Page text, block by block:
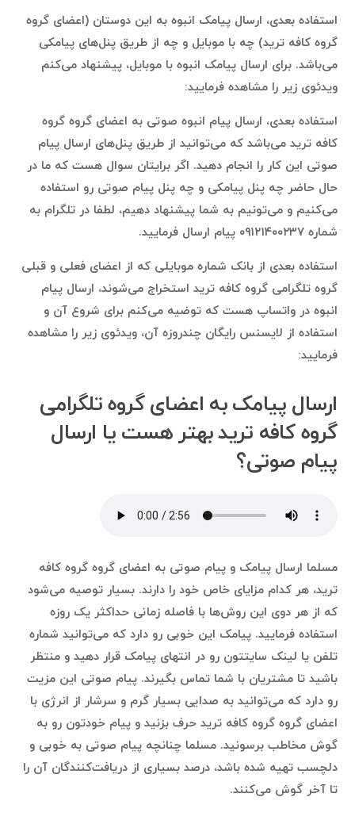
استفاده بعدی، ارسال پیامک انبوه به این دوستان (اعضای گروه
گروه کافه ترید) چه با موبایل و چه از طریق پنل‌های پیامکی
می‌باشد. برای ارسال پیامک انبوه با موبایل، پیشنهاد می‌کنم
ویدئوی زیر را مشاهده فرمایید:
استفاده بعدی، ارسال پیام انبوه صوتی به اعضای گروه گروه
کافه ترید می‌باشد که می‌توانید از طریق پنل‌های ارسال پیام
صوتی این کار را انجام دهید. اگر برایتان سوال هست که ما در
حال حاضر چه پنل پیامکی و چه پنل پیام صوتی رو استفاده
می‌کنیم و می‌تونیم به شما پیشنهاد دهیم، لطفا در تلگرام به
شماره ۰۹۱۲۱۴۰۰۲۳۷ پیام ارسال فرمایید.
استفاده بعدی از بانک شماره موبایلی که از اعضای فعلی و قبلی
گروه تلگرامی گروه کافه ترید استخراج می‌شوند، ارسال پیام
انبوه در واتساپ هست که توضیه می‌کنم برای شروع آن و
استفاده از لایسنس رایگان چندروزه آن، ویدئوی زیر را مشاهده
فرمایید:
ارسال پیامک به اعضای گروه تلگرامی
گروه کافه ترید بهتر هست یا ارسال
پیام صوتی؟
مسلما ارسال پیامک و پیام صوتی به اعضای گروه گروه کافه
ترید، هر کدام مزایای خاص خود را دارند. بسیار توصیه می‌شود
که از هر دوی این روش‌ها با فاصله زمانی حداکثر یک روزه
استفاده فرمایید. پیامک این خوبی رو دارد که می‌توانید شماره
تلفن یا لینک سایتتون رو در انتهای پیامک قرار دهید و منتظر
باشید تا مشتریان با شما تماس بگیرند. پیام صوتی این مزیت
رو دارد که می‌توانید به صدایی بسیار گرم و سرشار از انرژی با
اعضای گروه گروه کافه ترید حرف بزنید و پیام خودتون رو به
گوش مخاطب برسونید. مسلما چنانچه پیام صوتی به خوبی و
دلچسب تهیه شده باشد، درصد بسیاری از دریافت‌کنندگان آن را
تا آخر گوش می‌کنند.